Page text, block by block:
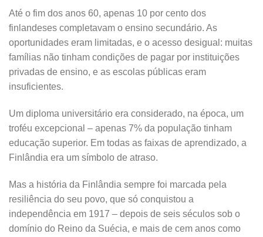
Até o fim dos anos 60, apenas 10 por cento dos
finlandeses completavam o ensino secundário. As
oportunidades eram limitadas, e o acesso desigual: muitas
famílias não tinham condições de pagar por instituições
privadas de ensino, e as escolas públicas eram
insuficientes.
Um diploma universitário era considerado, na época, um
troféu excepcional – apenas 7% da população tinham
educação superior. Em todas as faixas de aprendizado, a
Finlândia era um símbolo de atraso.
Mas a história da Finlândia sempre foi marcada pela
resiliência do seu povo, que só conquistou a
independência em 1917 – depois de seis séculos sob o
domínio do Reino da Suécia, e mais de cem anos como